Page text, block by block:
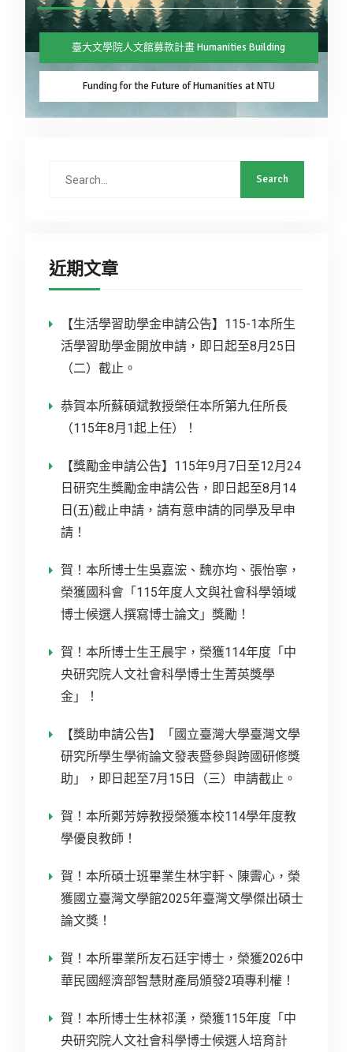
臺大文學院人文館募款計畫 Humanities Building
Funding for the Future of Humanities at NTU
近期文章
【生活學習助學金申請公告】115-1本所生
活學習助學金開放申請，即日起至8月25日
（二）截止。
恭賀本所蘇碩斌教授榮任本所第九任所長
（115年8月1起上任）！
【獎勵金申請公告】115年9月7日至12月24
日研究生獎勵金申請公告，即日起至8月14
日(五)截止申請，請有意申請的同學及早申
請！
賀！本所博士生吳嘉浤、魏亦均、張怡寧，
榮獲國科會「115年度人文與社會科學領域
博士候選人撰寫博士論文」獎勵！
賀！本所博士生王晨宇，榮獲114年度「中
央研究院人文社會科學博士生菁英獎學
金」！
【獎助申請公告】「國立臺灣大學臺灣文學
研究所學生學術論文發表暨參與跨國研修獎
助」，即日起至7月15日（三）申請截止。
賀！本所鄭芳婷教授榮獲本校114學年度教
學優良教師！
賀！本所碩士班畢業生林宇軒、陳霽心，榮
獲國立臺灣文學館2025年臺灣文學傑出碩士
論文獎！
賀！本所畢業所友石廷宇博士，榮獲2026中
華民國經濟部智慧財產局頒發2項專利權！
賀！本所博士生林祁漢，榮獲115年度「中
央研究院人文社會科學博士候選人培育計